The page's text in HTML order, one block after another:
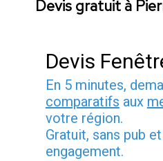
Devis gratuit à
Devis
En 5 minutes,
comparatifs aux
votre région.
Gratuit, sans pub
engagement.